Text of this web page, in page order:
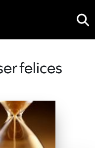
felices